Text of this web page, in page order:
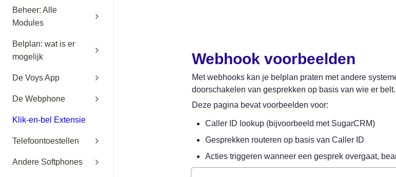
Beheer: Alle
Modules
Belplan: wat is er
mogelijk
De Voys App
De Webphone
Klik-en-bel Extensie
Telefoontoestellen
Andere Softphones
Webhook voorbeelden
Met webhooks kan je belplan praten met andere
doorschakelen van gesprekken op basis van wie er belt.
Deze pagina bevat voorbeelden voor:
Caller ID lookup (bijvoorbeeld met SugarCRM)
Gesprekken routeren op basis van Caller ID
Acties triggeren wanneer een gesprek overgaat,